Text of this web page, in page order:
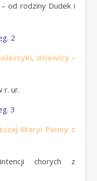
od rodziny Dudek i
2
dziewicy –
r. ur.
3
Maryi Panny z
chorych z